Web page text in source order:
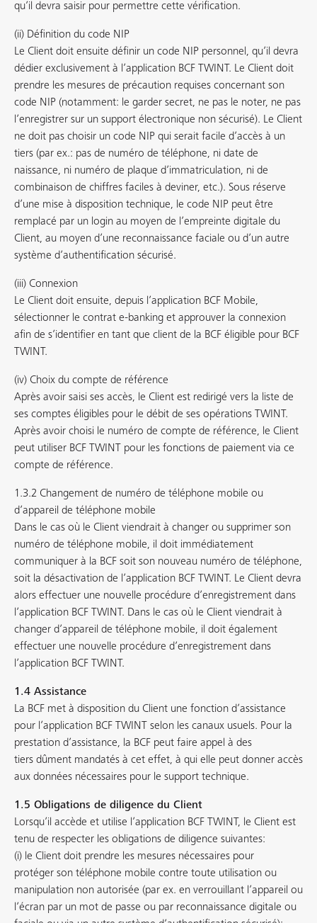
qu’il devra saisir pour permettre cette vérification.
(ii) Définition du code NIP
Le Client doit ensuite définir un code NIP personnel, qu’il devra
dédier exclusivement à l’application BCF TWINT. Le Client doit
prendre les mesures de précaution requises concernant son
code NIP (notamment: le garder secret, ne pas le noter, ne pas
l’enregistrer sur un support électronique non sécurisé). Le Client
ne doit pas choisir un code NIP qui serait facile d’accès à un
tiers (par ex.: pas de numéro de téléphone, ni date de
naissance, ni numéro de plaque d’immatriculation, ni de
combinaison de chiffres faciles à deviner, etc.). Sous réserve
d’une mise à disposition technique, le code NIP peut être
remplacé par un login au moyen de l’empreinte digitale du
Client, au moyen d’une reconnaissance faciale ou d’un autre
système d’authentification sécurisé.
(iii) Connexion
Le Client doit ensuite, depuis l’application BCF Mobile,
sélectionner le contrat e-banking et approuver la connexion
afin de s’identifier en tant que client de la BCF éligible pour BCF
TWINT.
(iv) Choix du compte de référence
Après avoir saisi ses accès, le Client est redirigé vers la liste de
ses comptes éligibles pour le débit de ses opérations TWINT.
Après avoir choisi le numéro de compte de référence, le Client
peut utiliser BCF TWINT pour les fonctions de paiement via ce
compte de référence.
1.3.2 Changement de numéro de téléphone mobile ou
d’appareil de téléphone mobile
Dans le cas où le Client viendrait à changer ou supprimer son
numéro de téléphone mobile, il doit immédiatement
communiquer à la BCF soit son nouveau numéro de téléphone,
soit la désactivation de l’application BCF TWINT. Le Client devra
alors effectuer une nouvelle procédure d’enregistrement dans
l’application BCF TWINT. Dans le cas où le Client viendrait à
changer d’appareil de téléphone mobile, il doit également
effectuer une nouvelle procédure d’enregistrement dans
l’application BCF TWINT.
1.4 Assistance
La BCF met à disposition du Client une fonction d’assistance
pour l’application BCF TWINT selon les canaux usuels. Pour la
prestation d’assistance, la BCF peut faire appel à des
tiers dûment mandatés à cet effet, à qui elle peut donner accès
aux données nécessaires pour le support technique.
1.5 Obligations de diligence du Client
Lorsqu’il accède et utilise l’application BCF TWINT, le Client est
tenu de respecter les obligations de diligence suivantes:
(i) le Client doit prendre les mesures nécessaires pour
protéger son téléphone mobile contre toute utilisation ou
manipulation non autorisée (par ex. en verrouillant l’appareil ou
l’écran par un mot de passe ou par reconnaissance digitale ou